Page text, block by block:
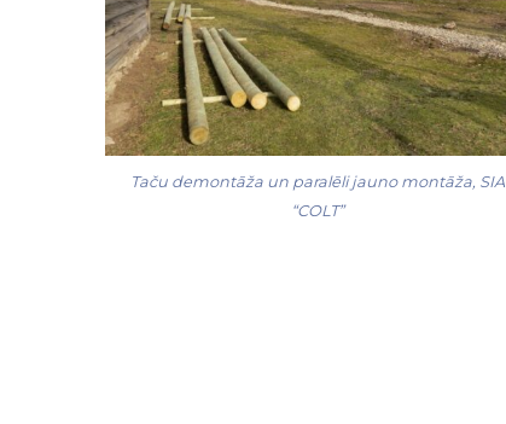
Taču demontāža un paralēli jauno montāža, SIA
“COLT”